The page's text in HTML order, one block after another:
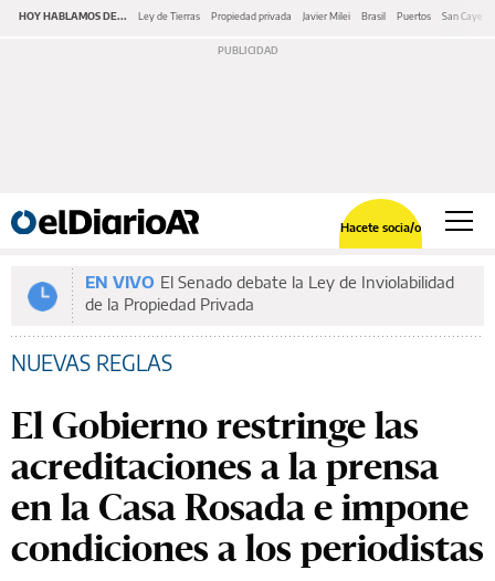
HOY HABLAMOS DE... Ley de Tierras Propiedad privada Javier Milei Brasil Puertos San
Hacete socia/o
EN VIVO El Senado debate la Ley de Inviolabilidad
de la Propiedad Privada
NUEVAS REGLAS
El Gobierno restringe las
acreditaciones a la prensa
en la Casa Rosada e impone
condiciones a los periodistas